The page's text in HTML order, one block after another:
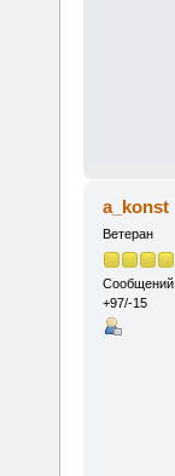
a_konst
Ветеран
+97/-15